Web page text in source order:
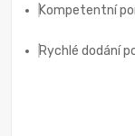
Kompetentní
Rychlé dodání